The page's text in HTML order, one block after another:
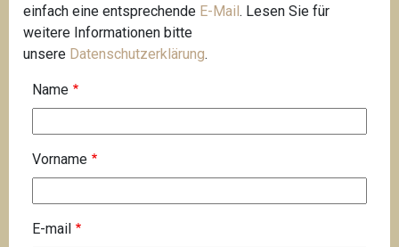
einfach eine entsprechende E-Mail . Lesen Sie für
weitere Informationen bitte
unsere Datenschutzerklärung.
Name
Vorname
E
E-mail